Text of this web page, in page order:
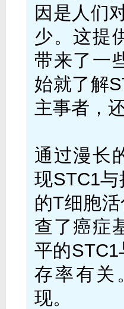
因是人们
少。这提
带来了一
始就了解
主事者，
通过漫长
现STC1
的T细胞
查了癌症
平的
存率有关
现。